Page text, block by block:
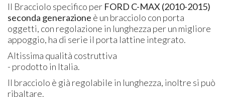
Il Bracciolo specifico per FORD C-MAX (2010-2015)
seconda generazione è un bracciolo con porta
oggetti, con regolazione in lunghezza per un migliore
appoggio, ha di serie il porta lattine integrato.
Altissima qualità costruttiva
- prodotto in Italia.
Il bracciolo è già regolabile in lunghezza, inoltre si può
ribaltare.